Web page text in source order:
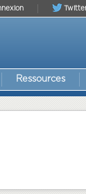
Ressources